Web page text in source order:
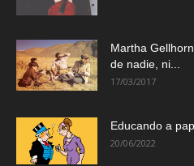
Martha
de nadie, ni...
17/03/2017
Educando a
20/06/2022